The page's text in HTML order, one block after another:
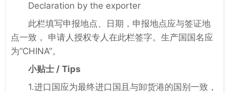
Declaration by the exporter
此栏填写申报地点、日期，申报地点应与签证地
点一致， 申请人授权专人在此栏签字。生产国国名应
为“CHINA”。
小贴士 / Tips
1.进口国应为最终进口国且与卸货港的国别一致，